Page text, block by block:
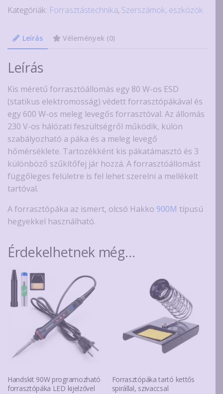
mennyiség
Kategóriák: Forrasztástechnika, Szerszámok, eszközök
Leírás Vélemények (0)
Leírás
Kis méretű forrasztóállomás egy 80 W-os ESD
(statikus elektromosság) védett forrasztópákával és
egy 600 W-os meleg levegős forrasztóval. Az állomás
230 V-os hálózati feszültségről működik, külön
szabályozható a páka és a meleg levegő
hőmérséklete. Tartozékként kis pákatámasztó és 3
különböző szűkítőfej jár hozzá. A forrasztóállomást
függőleges felületre is fel lehet szerelni a mellékelt
tartóval.
A forrasztópáka az ismert, olcsó Hakko 900M típusú
hegyekkel használható.
Érdekelhetnek még…
Handskit 90W programozható
forrasztópáka LED kijelzővel
Forrasztópáka tartó kettős
spirállal, szivaccsal